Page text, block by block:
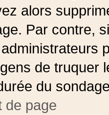
alors
Par contre,
de truquer
du
de page